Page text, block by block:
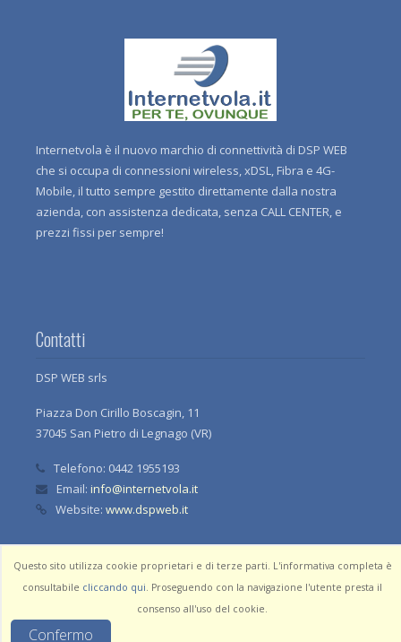
Internetvola è il nuovo marchio di connettività di DSP WEB
che si occupa di connessioni wireless, xDSL, Fibra e 4G-
Mobile, il tutto sempre gestito direttamente dalla nostra
azienda, con assistenza dedicata, senza CALL CENTER, e
prezzi fissi per sempre!
Contatti
DSP WEB srls
Piazza Don Cirillo Boscagin, 11
37045 San Pietro di Legnago (VR)
Telefono: 0442 1955193
Email: info@internetvola.it
Website: www.dspweb.it
Dati Aziendali
Questo sito utilizza cookie proprietari e di terze parti. L'informativa completa è
consultabile cliccando qui. Proseguendo con la navigazione l'utente presta il
consenso all'uso del cookie.
Confermo